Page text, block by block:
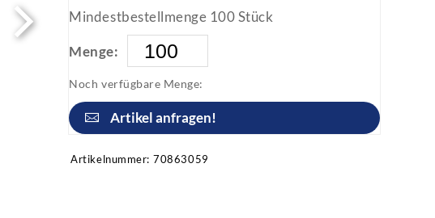
Mindestbestellmenge 100 Stück
Menge:
Noch verfügbare Menge:
Artikel anfragen!
Artikelnummer: 70863059